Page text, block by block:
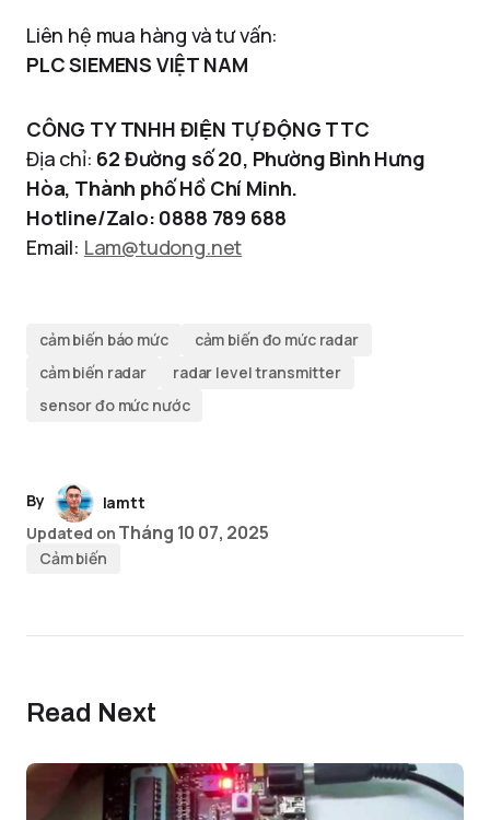
Liên hệ mua hàng và tư vấn:
PLC SIEMENS VIỆT NAM
CÔNG TY TNHH ĐIỆN TỰ ĐỘNG TTC
Địa chỉ: 62 Đường số 20, Phường Bình Hưng
Hòa, Thành phố Hồ Chí Minh.
Hotline/Zalo: 0888 789 688
Email: Lam@tudong.net
cảm biến báo mức
cảm biến đo mức radar
cảm biến radar
radar level transmitter
sensor đo mức nước
By
lamtt
Updated on Tháng 10 07, 2025
Cảm biến
Read Next